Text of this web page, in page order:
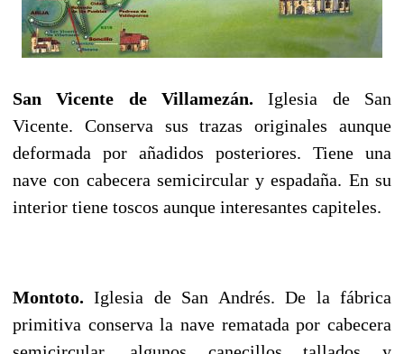
San Vicente de Villamezán.Iglesia de San
Vicente. Conserva sus trazas originales aunque
deformada por añadidos posteriores. Tiene una
nave con cabecera semicircular y espadaña. En su
interior tiene toscos aunque interesantes capiteles.
Montoto.Iglesia de San Andrés. De la fábrica
primitiva conserva la nave rematada por cabecera